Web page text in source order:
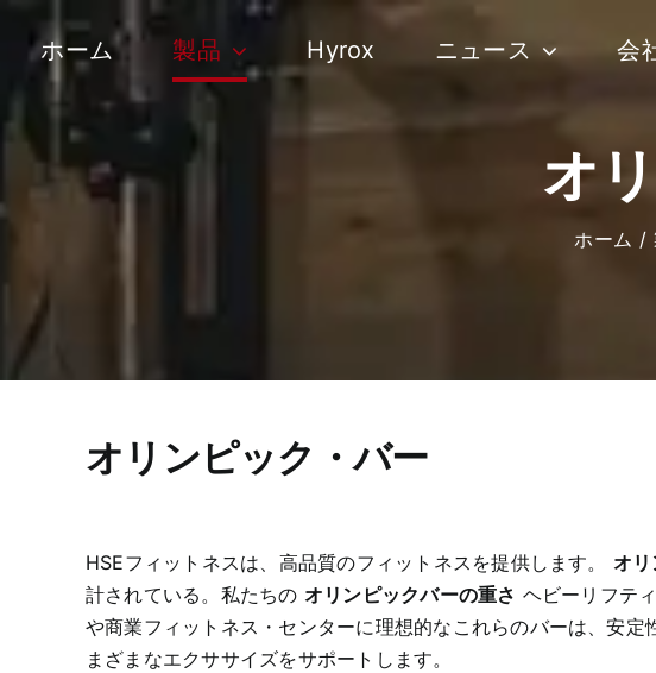
ス
ホーム 製品 Hyrox ニュース 会
オ
ホーム
オリンピック・バー
HSEフィットネスは、高品質のフィットネスを提供します。 オ
計されている。私たちの オリンピックバーの重さ ヘビーリフテ
や商業フィットネス・センターに理想的なこれらのバーは、安
まざまなエクササイズをサポートします。